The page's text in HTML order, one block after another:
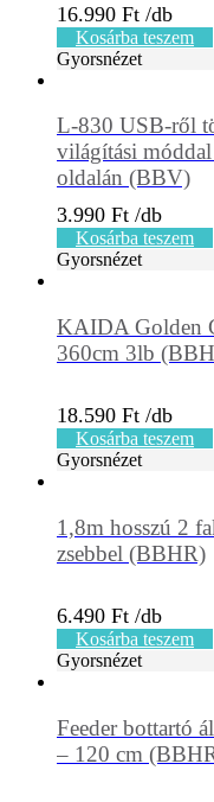
16.990 Ft
Kosárba teszem
Gyorsnézet
L-830 USB-ről
világítási móddal
oldalán (BBV)
3.990 Ft
Kosárba teszem
Gyorsnézet
KAIDA Golden
360cm 3lb
18.590 Ft
Kosárba teszem
Gyorsnézet
1,8m hosszú 2
zsebbel (BBHR)
6.490 Ft
Kosárba teszem
Gyorsnézet
Feeder bottartó
– 120 cm